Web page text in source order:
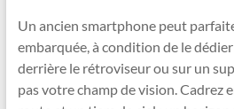
Un ancien smartphone peut
embarquée, à condition de le
derrière le rétroviseur ou sur un
pas votre champ de vision. Cadrez